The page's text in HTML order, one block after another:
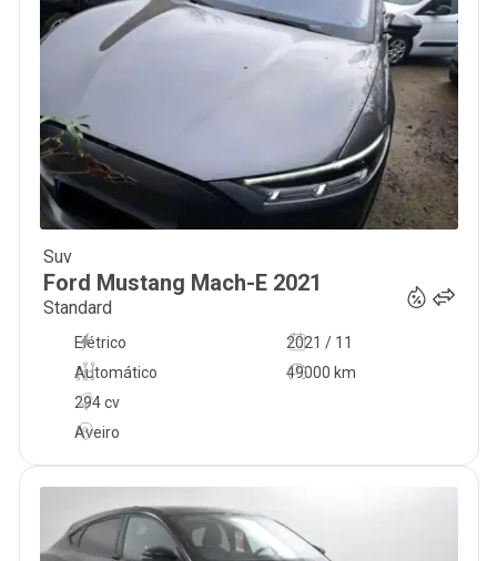
Suv
Ford Mustang Mach-E 2021
Standard
2021 / 11
Automático
49000 km
294 cv
Elétrico
Aveiro